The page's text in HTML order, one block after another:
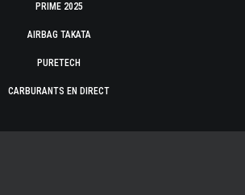
PRIME 2025
AIRBAG TAKATA
PURETECH
CARBURANTS EN DIRECT